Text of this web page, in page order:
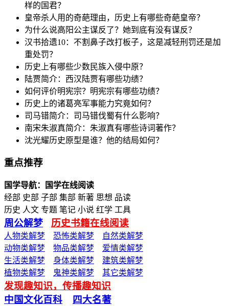
样的国君？
皇帝杀人用的奇葩理由，历史上有哪些奇葩皇帝？
为什么说高阳公主谋反了？她到底有没有谋反？
汉书拾遗10：不割鼻子改打板子，这是减轻刑罚还是加
重处罚？
历史上有哪些少数民族入侵中原？
陆贾简介：西汉陆贾有哪些功绩？
如何评价明宪宗？明宪宗有哪些功绩？
历史上的诸葛亮军事能力究竟如何？
司马错简介：司马错伐蜀有什么影响？
南宋朱淑真简介：朱淑真有哪些诗词著作？
沈光耀历史原型是谁？他的结局如何？
重点推荐
国学导航：国学在线阅读
经部 史部 子部 集部 新著 思想 品读
历史 人文 专题 笔记 小说 红学 工具
周公解梦 历史书籍在线阅读
人物类解梦 恐怖类解梦
自然类解梦
动物类解梦
物品类解梦
爱情类解梦
生活类解梦
身体类解梦
建筑类解梦
植物类解梦
鬼神类解梦 其它类解梦
发现趣知识，传播趣知识
中国文化百科
四大名著